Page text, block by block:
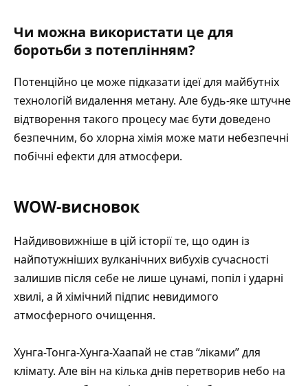
Чи можна використати це для
боротьби з потеплінням?
Потенційно це може підказати ідеї для майбутніх
технологій видалення метану. Але будь-яке штучне
відтворення такого процесу має бути доведено
безпечним, бо хлорна хімія може мати небезпечні
побічні ефекти для атмосфери.
WOW-висновок
Найдивовижніше в цій історії те, що один із
найпотужніших вулканічних вибухів сучасності
залишив після себе не лише цунамі, попіл і ударні
хвилі, а й хімічний підпис невидимого
атмосферного очищення.
Хунга-Тонга-Хунга-Хаапай не став “ліками” для
клімату. Але він на кілька днів перетворив небо на